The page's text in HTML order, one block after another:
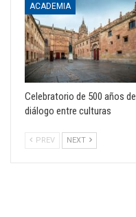
ACADEMIA
Celebratorio de 500 años de
diálogo entre culturas
PREV NEXT